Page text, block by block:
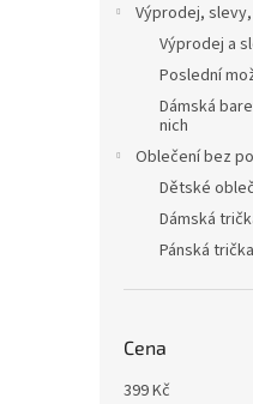
Výprodej,
Výprodej a
Poslední
Dámská
nich
Oblečení bez
Dětské
Dámská
Pánská
Cena
399Kč